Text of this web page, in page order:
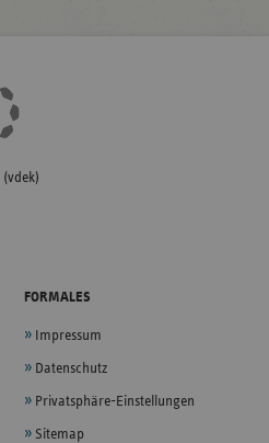
(vdek)
FORMALES
Impressum
Datenschutz
Privatsphäre-Einstellungen
Sitemap